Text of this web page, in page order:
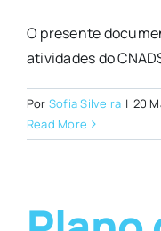
O presente
atividades do
Por Sofia Silveira | 20
Read More